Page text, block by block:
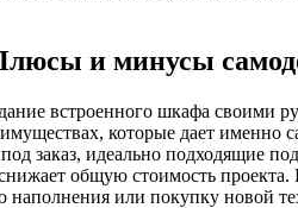
и минусы
встроенного шкафа
которые дает
заказ, идеально подходящие
общую стоимость
наполнения или покупку новой